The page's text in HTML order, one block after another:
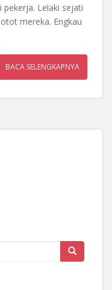
Lelaki sejati
mereka. Engkau
BACA SELENGKAPNYA